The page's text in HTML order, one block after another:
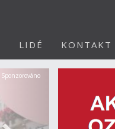
LIDÉ KONTAKT
Další
Sponzorováno